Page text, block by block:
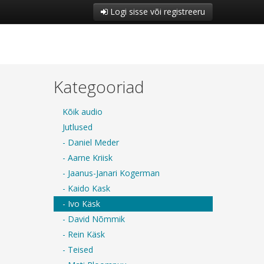
Logi sisse või registreeru
Kategooriad
Kõik audio
Jutlused
- Daniel Meder
- Aarne Kriisk
- Jaanus-Janari Kogerman
- Kaido Kask
- Ivo Käsk
- David Nõmmik
- Rein Käsk
- Teised